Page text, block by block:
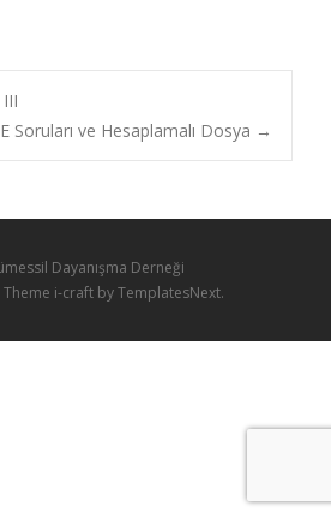
III
Soruları ve Hesaplamalı Dosya →
Dayanışma Derneği
Theme i-craft by TemplatesNext.